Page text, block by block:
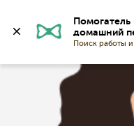
Помогатель